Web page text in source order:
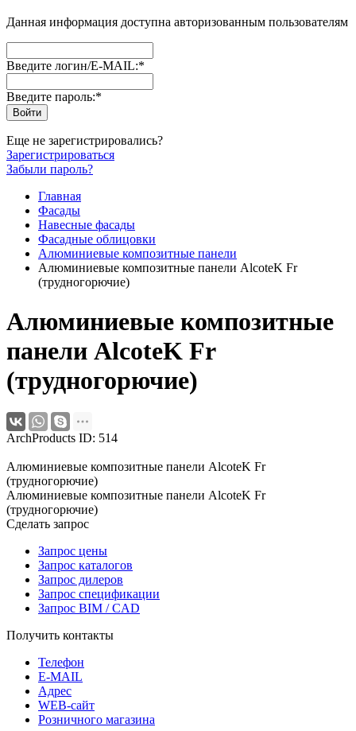
Данная информация доступна авторизованным пользователям
Введите логин/E-MAIL:*
Введите пароль:*
Еще не зарегистрировались?
Зарегистрироваться
Забыли пароль?
Главная
Фасады
Навесные фасады
Фасадные облицовки
Алюминиевые композитные панели
Алюминиевые композитные панели AlcoteK Fr
(трудногорючие)
Алюминиевые композитные
панели AlcoteK Fr
(трудногорючие)
ArchProducts ID: 514
Алюминиевые композитные панели AlcoteK Fr
(трудногорючие)
Алюминиевые композитные панели AlcoteK Fr
(трудногорючие)
Сделать запрос
Запрос цены
Запрос каталогов
Запрос дилеров
Запрос спецификации
Запрос BIM / CAD
Получить контакты
Телефон
E-MAIL
Адрес
WEB-сайт
Розничного магазина